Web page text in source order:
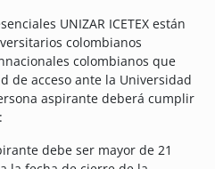
UNIZAR ICETEX están
colombianos
colombianos que
de acceso ante la Universidad
aspirante deberá cumplir
debe ser mayor de 21